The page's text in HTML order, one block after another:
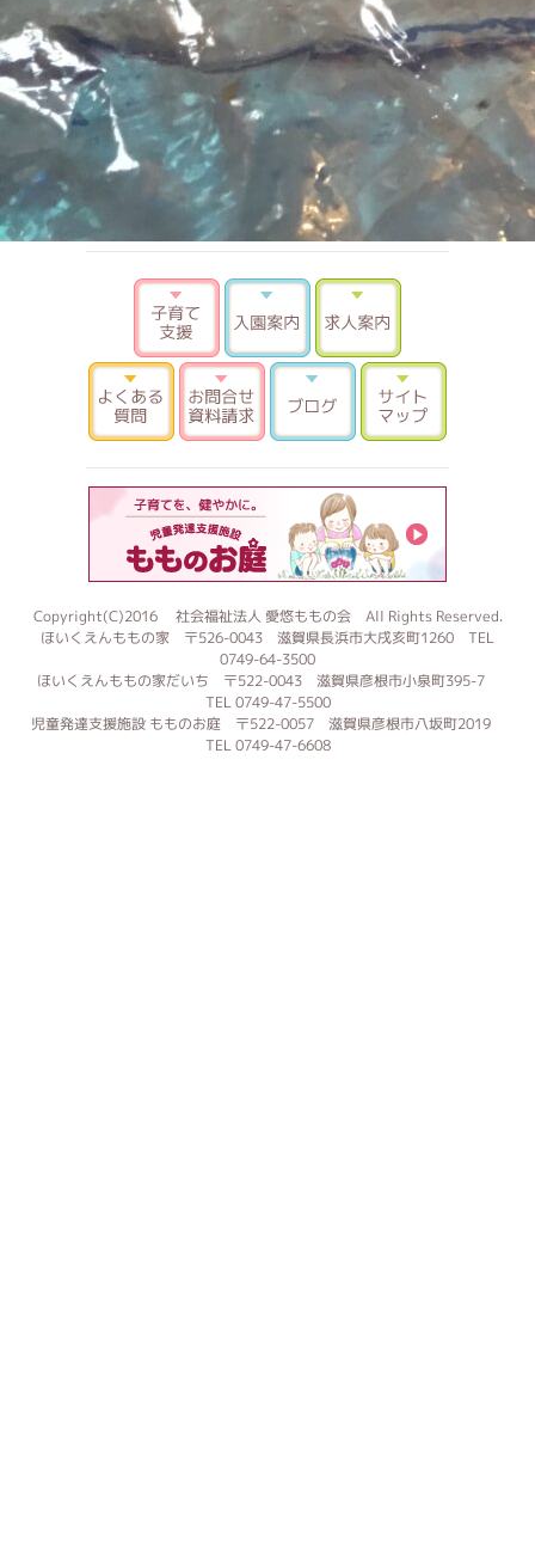
子育て支援入園案内
よくある質問お問合せ 資料請求
ブログ
Copyright(C)2016 社会福祉法人 愛悠ももの会 All Rights Reserved.
ほいくえんももの家 〒526-0043 滋賀県長浜市大戌亥町1260 TEL
0749-64-3500
ほいくえんももの家だいち 〒522-0043 滋賀県彦根市小泉町395-7
TEL 0749-47-5500
児童発達支援施設 もものお庭 〒522-0057 滋賀県彦根市八坂町2019
TEL 0749-47-6608